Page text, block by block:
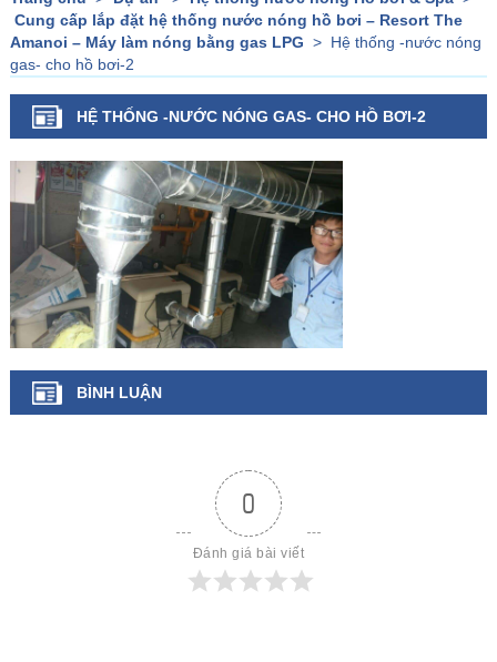
Cung cấp lắp đặt hệ thống nước nóng hồ bơi – Resort The
Amanoi – Máy làm nóng bằng gas LPG > Hệ thống -nước nóng
gas- cho hồ bơi-2
HỆ THỐNG -NƯỚC NÓNG GAS- CHO HỒ BƠI-2
BÌNH LUẬN
0
Đánh giá bài viết